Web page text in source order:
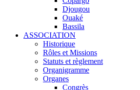
Djougou
Ouaké
Bassila
ASSOCIATION
Historique
Rôles et Missions
Statuts et règlement
Organigramme
Organes
Congrès